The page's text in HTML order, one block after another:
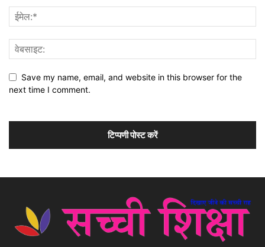
Save my name, email, and website in this browser for the
next time I comment.